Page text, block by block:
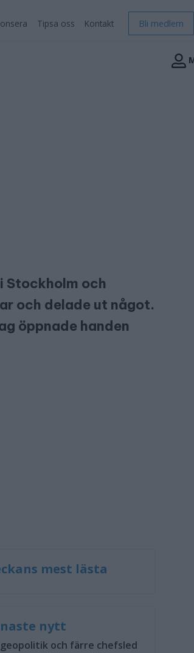
Tipsa oss Kontakt Bli medlem
Stockholm och
och delade ut något.
öppnade handen
mest lästa
nytt
och färre chefsled